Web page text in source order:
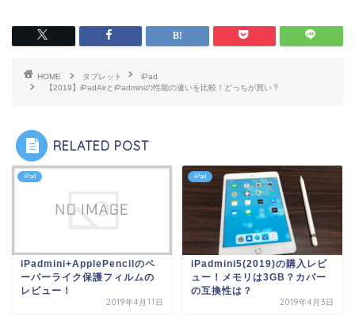
HOME タブレット
iPad
【2019】iPadAirとiPadminiの性能の違いを比較！どっちが買い？
RELATED POST
iPad
iPadmini+ApplePencilのペ
ーパーライク保護フィルムの
レビュー！
2019年4月11日
iPad
iPadmini5(2019)の購入レビ
ュー！メモリは3GB？カバー
の互換性は？
2019年4月3日